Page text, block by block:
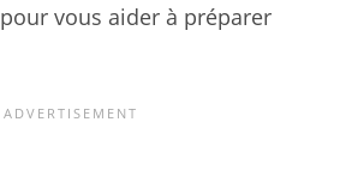
pour vous aider à préparer